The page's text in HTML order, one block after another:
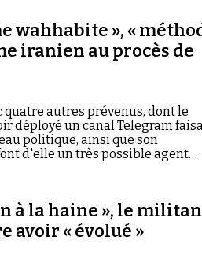
wahhabite », «
iranien au procès de
autres prévenus, dont le
déployé un canal Telegram
politique, ainsi que son
d'elle un très possible agent
à la haine », le
avoir « évolué »